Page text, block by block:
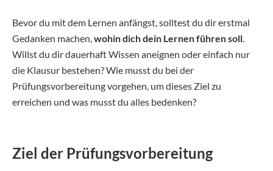
Bevor du mit dem Lernen anfängst, solltest du dir erstmal
Gedanken machen,wohin dich dein Lernen führen soll.
Willst du dir dauerhaft Wissen aneignen oder einfach nur
die Klausur bestehen? Wie musst du bei der
Prüfungsvorbereitung vorgehen, um dieses Ziel zu
erreichen und was musst du alles bedenken?
Ziel der Prüfungsvorbereitung